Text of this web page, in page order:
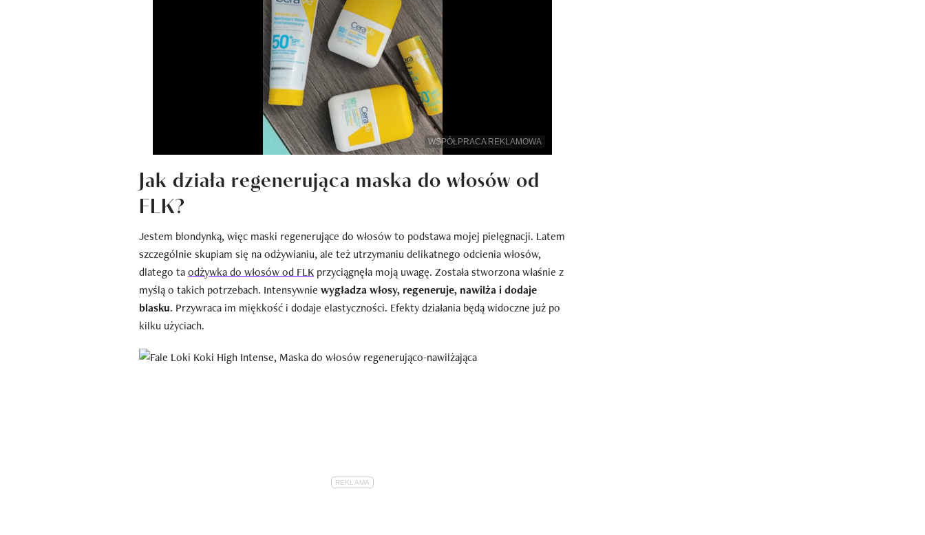
WSPÓŁPRACA REKLAMOWA
Jak działa regenerująca maska do włosów od
FLK?
Jestem blondynką, więc maski regenerujące do włosów to podstawa mojej pielęgnacji. Latem
szczególnie skupiam się na odżywianiu, ale też utrzymaniu delikatnego odcienia włosów,
dlatego taodżywka do włosów od FLK przyciągnęła moją uwagę. Została stworzona właśnie z
myślą o takich potrzebach. Intensywnie wygładza włosy, regeneruje, nawilża i dodaje
blasku. Przywraca im miękkość i dodaje elastyczności. Efekty działania będą widoczne już po
kilku użyciach.